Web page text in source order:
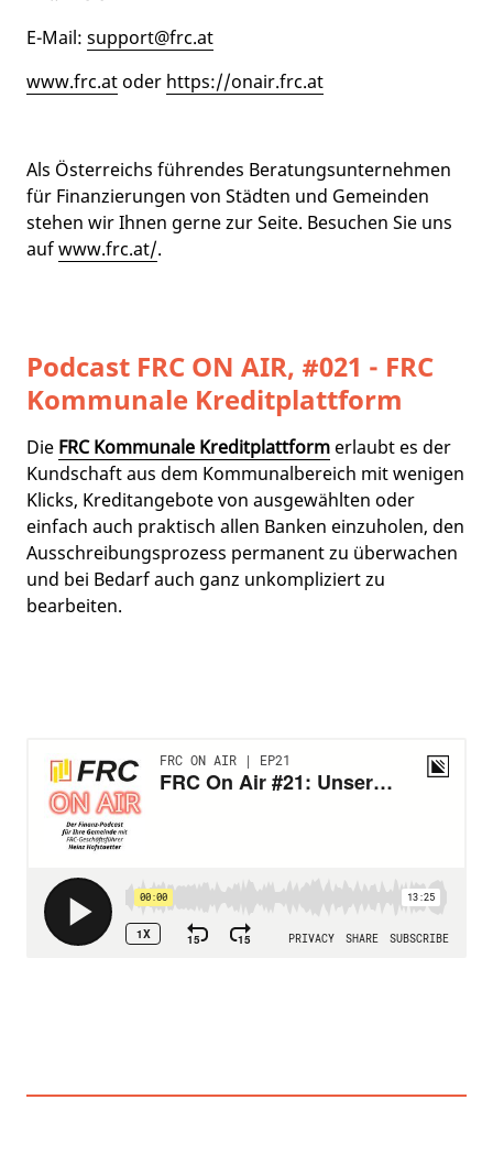
E-Mail: support@frc.at
www.frc.at oder https://onair.frc.at
Als Österreichs führendes Beratungsunternehmen
für Finanzierungen von Städten und Gemeinden
stehen wir Ihnen gerne zur Seite. Besuchen Sie uns
aufwww.frc.at/.
Podcast FRC ON AIR, #021 - FRC
Kommunale Kreditplattform
Die FRC Kommunale Kreditplattform erlaubt es der
Kundschaft aus dem Kommunalbereich mit wenigen
Klicks, Kreditangebote von ausgewählten oder
einfach auch praktisch allen Banken einzuholen, den
Ausschreibungsprozess permanent zu überwachen
und bei Bedarf auch ganz unkompliziert zu
bearbeiten.